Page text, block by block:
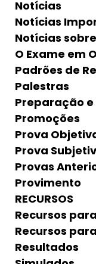
Notícias
Notícias
Notícias
O Exame em
Padrões de
Palestras
Preparação
Promoções
Prova
Prova
Provas
Provimento
RECURSOS
Recursos
Recursos
Resultados